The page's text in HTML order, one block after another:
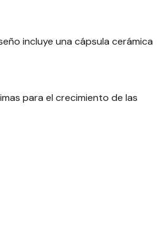
incluye una cápsula cerámica
para el crecimiento de las